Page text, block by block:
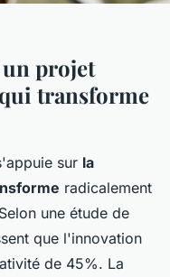
projet
transforme
sur la
radicalement
une étude de
que l'innovation
de 45%. La